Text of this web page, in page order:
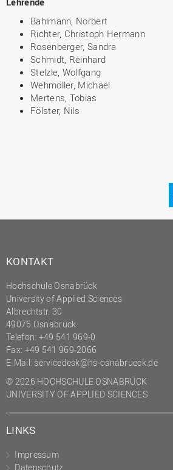
Bahlmann, Norbert
Richter, Christoph Hermann
Rosenberger, Sandra
Schmidt, Reinhard
Stelzle, Wolfgang
Wehmöller, Michael
Mertens, Tobias
Fölster, Nils
KONTAKT
Hochschule Osnabrück
University of Applied Sciences
Albrechtstr. 30
49076 Osnabrück
Telefon: +49 541 969-0
Fax: +49 541 969-2066
E-Mail: servicedesk@hs-osnabrueck.de
© 2026 HOCHSCHULE OSNABRÜCK
UNIVERSITY OF APPLIED SCIENCES
LINKS
Impressum
Datenschutz